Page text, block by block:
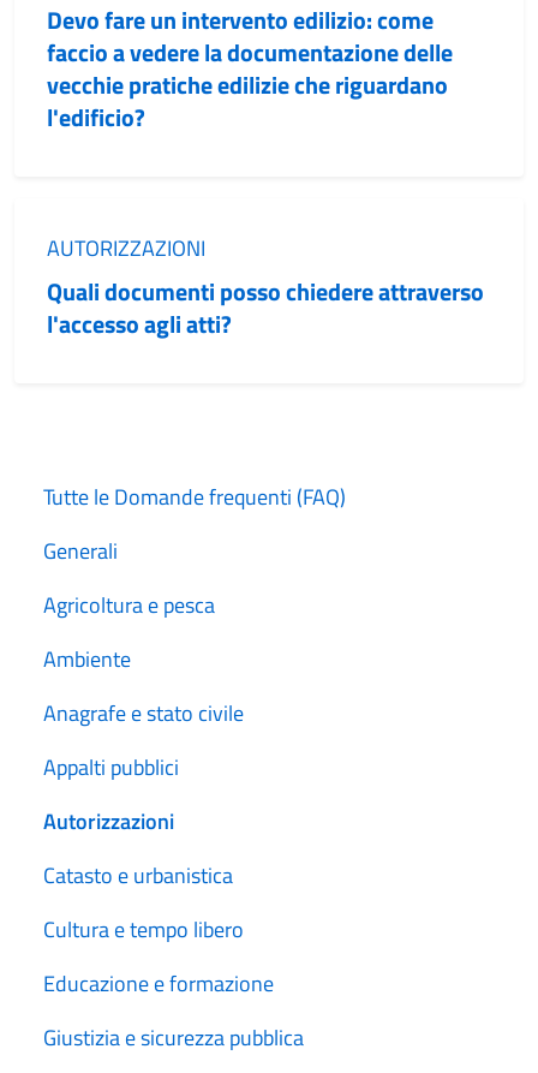
Devo fare un intervento edilizio: come
faccio a vedere la documentazione delle
vecchie pratiche edilizie che riguardano
l'edificio?
Categoria:
AUTORIZZAZIONI
Quali documenti posso chiedere attraverso
l'accesso agli atti?
Tutte le Domande frequenti (FAQ)
Generali
Agricoltura e pesca
Ambiente
Anagrafe e stato civile
Appalti pubblici
Autorizzazioni
Catasto e urbanistica
Cultura e tempo libero
Educazione e formazione
Giustizia e sicurezza pubblica